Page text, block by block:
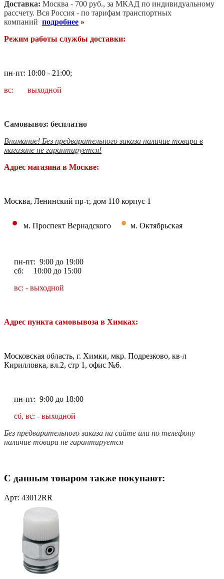
Доставка: Москва - 700 руб., за МКАД по индивидуальному
рассчету. Вся Россия - по тарифам транспортных
компаний подробнее »
Режим работы службы доставки:
пн-пт: 10:00 - 21:00;
вс: выходной
Самовывоз: бесплатно
Внимание! Без предварительного заказа наличие товара в
магазине не гарантируется!
Адрес магазина в Москве:
Москва, Ленинский пр-т, дом 110 корпус 1
• м. Проспект Вернадского • м. Октябрьская
пн-пт: 9:00 до 19:00
сб: 10:00 до 15:00
вс: - выходной
Адрес пункта самовывоза в Химках:
Московская область, г. Химки, мкр. Подрезково, кв-л
Кирилловка, вл.2, стр 1, офис №6.
пн-пт: 9:00 до 18:00
сб, вс: - выходной
Без предварительного заказа на сайте или по телефону
наличие товара не гарантируется
С данным товаром также покупают:
Арт: 43012RR